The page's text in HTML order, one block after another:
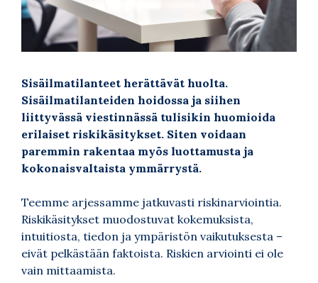
Sisäilmatilanteet herättävät huolta.
Sisäilmatilanteiden hoidossa ja siihen
liittyvässä viestinnässä tulisikin huomioida
erilaiset riskikäsitykset. Siten voidaan
paremmin rakentaa myös luottamusta ja
kokonaisvaltaista ymmärrystä.
Teemme arjessamme jatkuvasti riskinarviointia.
Riskikäsitykset muodostuvat kokemuksista,
intuitiosta, tiedon ja ympäristön vaikutuksesta –
eivät pelkästään faktoista. Riskien arviointi ei ole
vain mittaamista.